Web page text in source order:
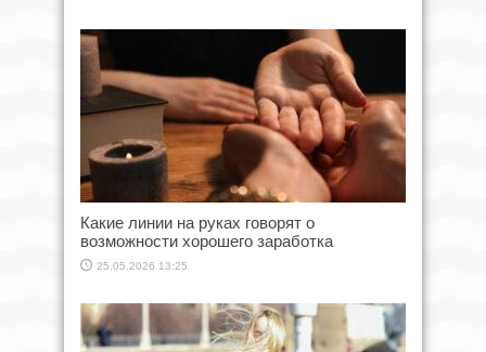
Какие линии на руках говорят о
возможности хорошего заработка
25.05.2026 13:25